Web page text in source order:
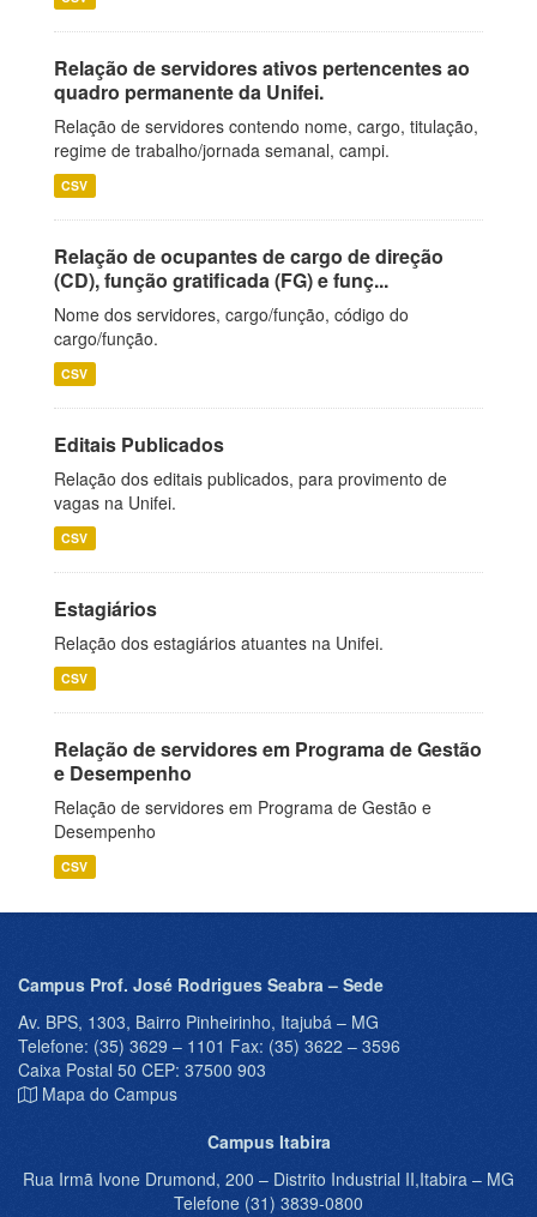
Relação de servidores ativos pertencentes ao
quadro permanente da Unifei.
Relação de servidores contendo nome, cargo, titulação,
regime de trabalho/jornada semanal, campi.
CSV
Relação de ocupantes de cargo de direção
(CD), função gratificada (FG) e funç...
Nome dos servidores, cargo/função, código do
cargo/função.
CSV
Editais Publicados
Relação dos editais publicados, para provimento de
vagas na Unifei.
CSV
Estagiários
Relação dos estagiários atuantes na Unifei.
CSV
Relação de servidores em Programa de Gestão
e Desempenho
Relação de servidores em Programa de Gestão e
Desempenho
CSV
Campus Prof. José Rodrigues Seabra – Sede
Av. BPS, 1303, Bairro Pinheirinho, Itajubá – MG
Telefone: (35) 3629 – 1101 Fax: (35) 3622 – 3596
Caixa Postal 50 CEP: 37500 903
Mapa do Campus
Campus Itabira
Rua Irmã Ivone Drumond, 200 – Distrito Industrial II,Itabira – MG
Telefone (31) 3839-0800